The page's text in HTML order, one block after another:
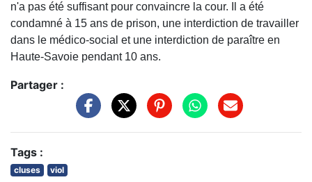
n'a pas été suffisant pour convaincre la cour. Il a été
condamné à 15 ans de prison, une interdiction de travailler
dans le médico-social et une interdiction de paraître en
Haute-Savoie pendant 10 ans.
Partager :
Tags :
cluses viol